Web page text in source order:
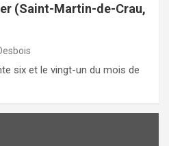
(Saint-Martin-de-Crau,
six et le vingt-un du mois de